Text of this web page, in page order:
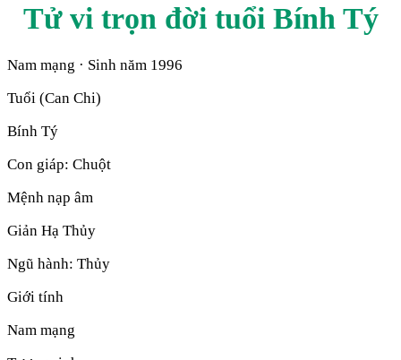
Tử vi trọn đời tuổi Bính Tý
Nam mạng · Sinh năm 1996
Tuổi (Can Chi)
Bính Tý
Con giáp: Chuột
Mệnh nạp âm
Giản Hạ Thủy
Ngũ hành: Thủy
Giới tính
Nam mạng